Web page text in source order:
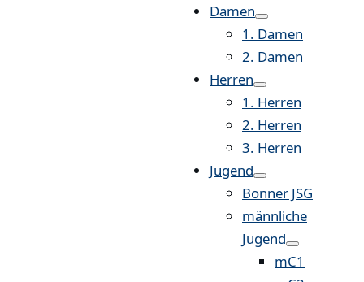
Damen
1. Damen
2. Damen
Herren
1. Herren
2. Herren
3. Herren
Jugend
Bonner JSG
männliche
Jugend
mC1